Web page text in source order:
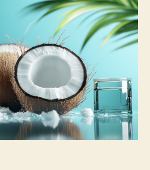
Cholesterin?